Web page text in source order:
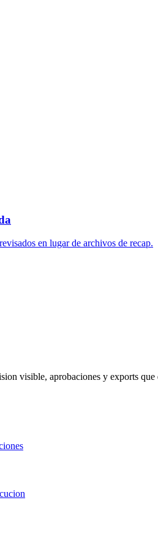
en lugar de archivos de recap.
visible, aprobaciones y exports que